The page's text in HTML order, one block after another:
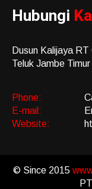
Hubungi
Dusun Kalijaya
Teluk Jambe
Phone:
E-mail:
Website:
© Since 2015